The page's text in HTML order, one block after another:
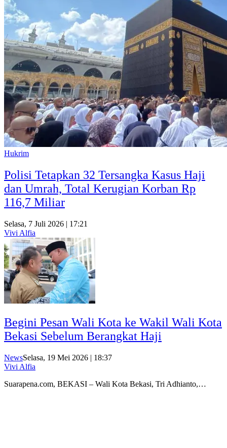
Hukrim
Polisi Tetapkan 32 Tersangka Kasus Haji
dan Umrah, Total Kerugian Korban Rp
116,7 Miliar
Selasa, 7 Juli 2026 | 17:21
Vivi Alfia
Begini Pesan Wali Kota ke Wakil Wali Kota
Bekasi Sebelum Berangkat Haji
NewsSelasa, 19 Mei 2026 | 18:37
Vivi Alfia
Suarapena.com, BEKASI – Wali Kota Bekasi, Tri Adhianto,…